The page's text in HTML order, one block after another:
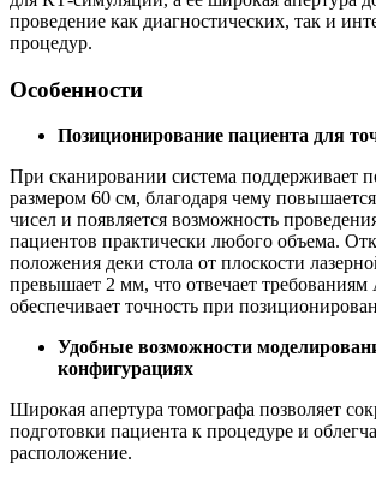
проведение как диагностических, так и
процедур.
Особенности
Позиционирование пациента для
При сканировании система поддерживает
размером 60 см, благодаря чему
чисел и появляется возможность
пациентов практически любого объема.
положения деки стола от плоскости
превышает 2 мм, что отвечает
обеспечивает точность при
Удобные возможности
конфигурациях
Широкая апертура томографа позволяет
подготовки пациента к процедуре и
расположение.